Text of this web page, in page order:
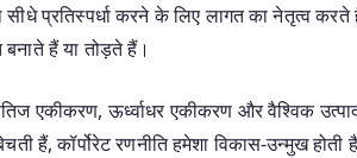
प्रतिस्पर्धा करने के लिए लागत का नेतृत्व
हैं या तोड़ते हैं।
एकीकरण, ऊर्ध्वाधर एकीकरण और वैश्विक
हैं, कॉर्पोरेट रणनीति हमेशा विकास-उन्मुख